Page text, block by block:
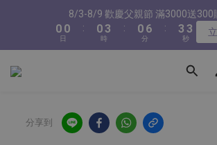
8/3-8/9 歡慶父親節 滿3000送300
0
1
0
日
:
1
0
4
3
2
時
:
1
0
7
6
5
0
分
:
4
3
2
2
1
0
秒
8/3-8/9 歡慶父親節 滿3000送300
0
1
0
日
:
1
0
4
3
2
時
:
1
0
7
6
5
0
分
:
4
3
2
2
1
0
秒
新會員首購輸入【NEW88】現折
全館滿1500免運
99
4
3
9
4
3
7
6
9
4
9
8
分享到